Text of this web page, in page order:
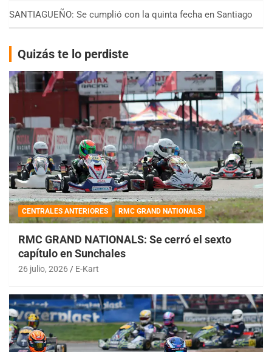
SANTIAGUEÑO: Se cumplió con la quinta fecha en Santiago
Quizás te lo perdiste
CENTRALES ANTERIORES RMC GRAND NATIONALS
RMC GRAND NATIONALS: Se cerró el sexto
capítulo en Sunchales
26 julio, 2026 E-Kart